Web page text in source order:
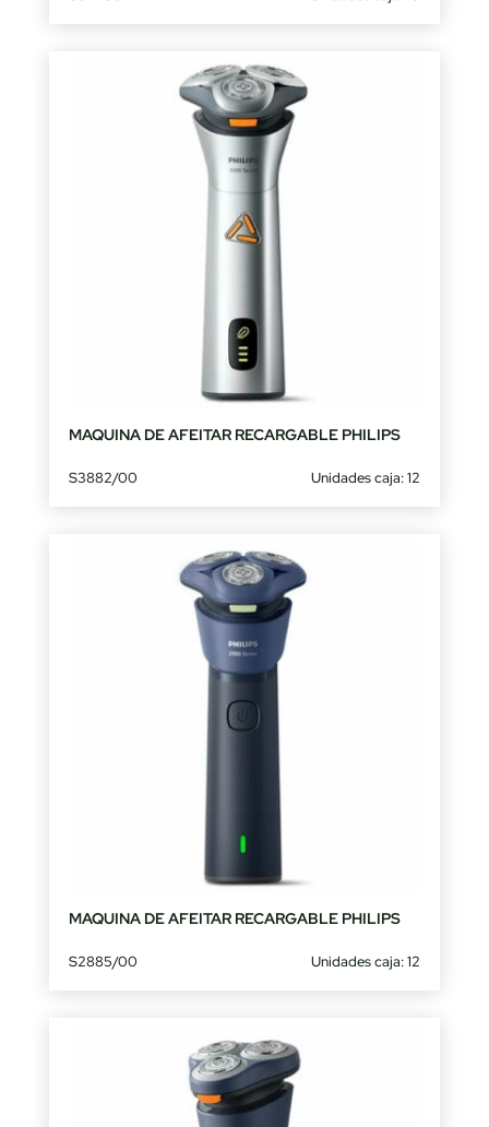
MAQUINA DE AFEITAR RECARGABLE PHILIPS
S3882/00 Unidades caja: 12
MAQUINA DE AFEITAR RECARGABLE PHILIPS
S2885/00 Unidades caja: 12